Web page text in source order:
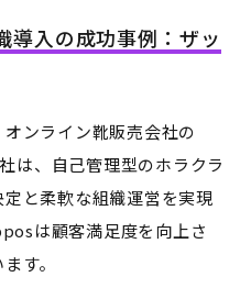
導入の成功事例：ザッ
ンライン靴販売会社の
は、自己管理型のホラクラ
と柔軟な組織運営を実現
は顧客満足度を向上さ
す。